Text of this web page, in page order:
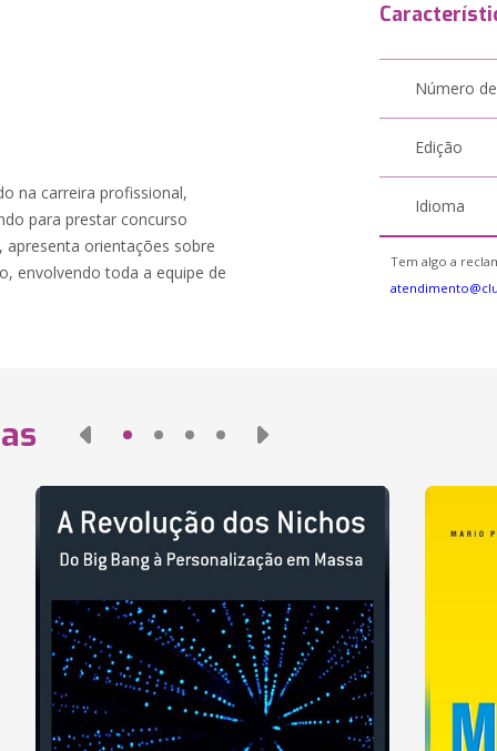
na carreira profissional,
para prestar concurso
apresenta orientações sobre
envolvendo toda a equipe de
Número
Edição
Idioma
Tem algo a